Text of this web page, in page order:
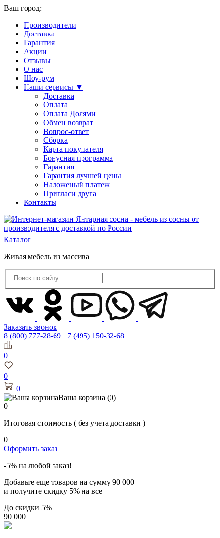
Ваш город:
Производители
Доставка
Гарантия
Акции
Отзывы
О нас
Шоу-рум
Наши сервисы ▼
Доставка
Оплата
Оплата Долями
Обмен возврат
Вопрос-ответ
Сборка
Карта покупателя
Бонусная программа
Гарантия
Гарантия лучшей цены
Наложеный платеж
Пригласи друга
Контакты
Каталог
Живая мебель из массива
Заказать звонок
8 (800) 777-28-69 +7 (495) 150-32-68
0
0
0
Ваша корзина (0)
0
Итоговая стоимость ( без учета доставки )
0
Оформить заказ
-5% на любой заказ!
Добавьте еще товаров на сумму 90 000
и получите скидку 5% на все
До скидки 5%
90 000